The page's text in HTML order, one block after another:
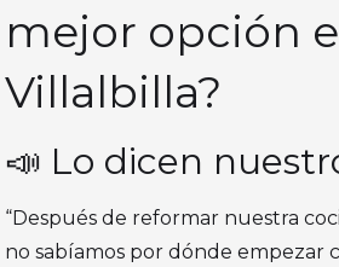
mejor opción
Villalbilla?
📣 Lo dicen
“Después de reformar nuestra
no sabíamos por dónde empezar